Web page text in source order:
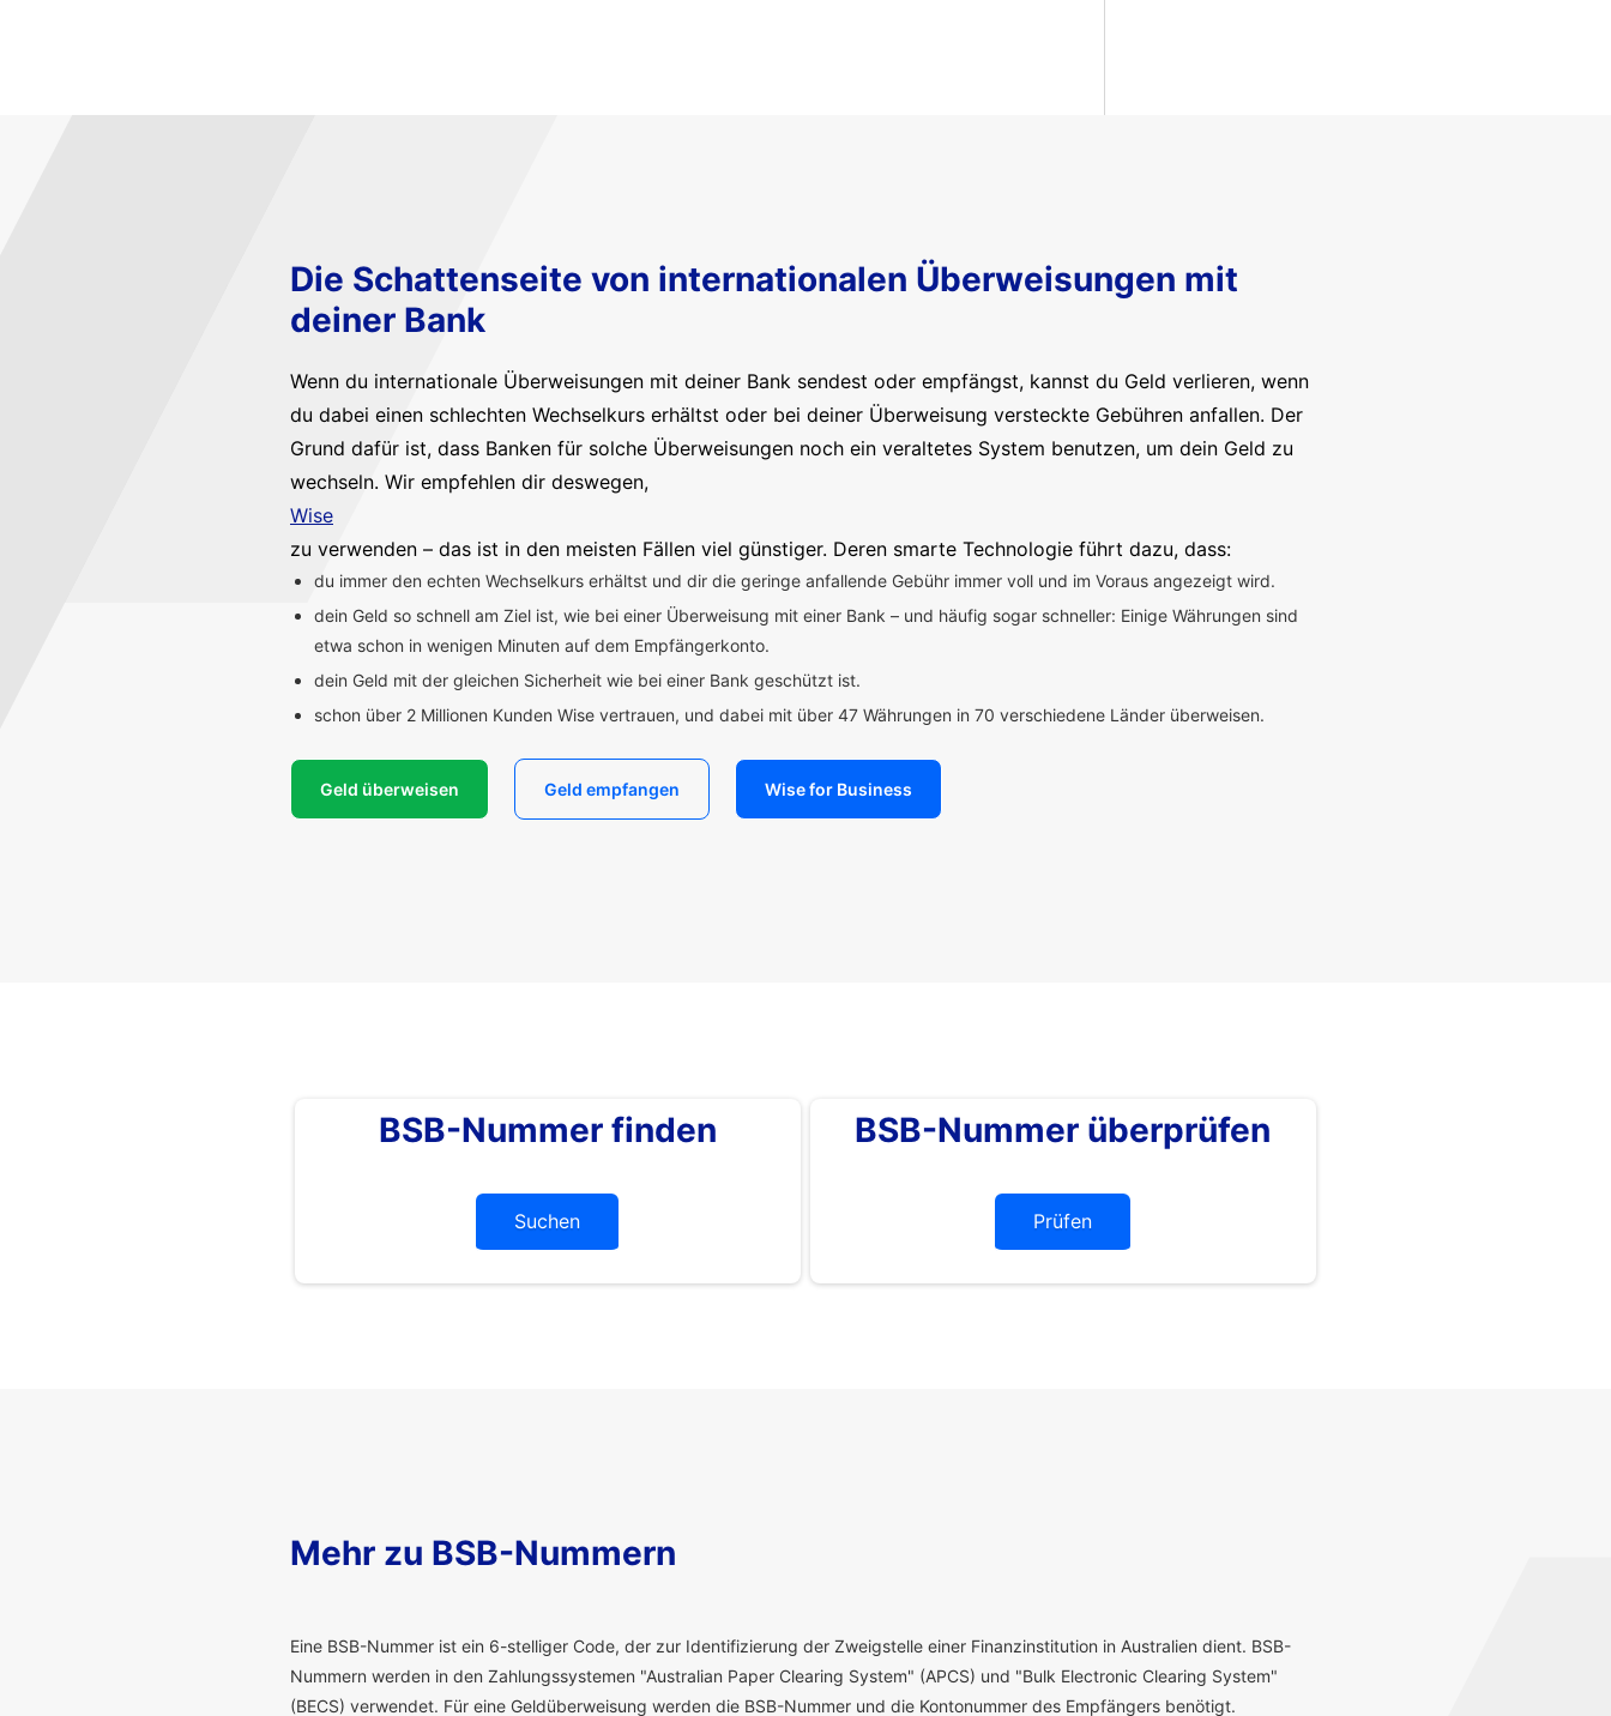
Die Schattenseite von internationalen Überweisungen mit
deiner Bank
Wenn du internationale Überweisungen mit deiner Bank sendest oder empfängst, kannst du Geld verlieren, wenn
du dabei einen schlechten Wechselkurs erhältst oder bei deiner Überweisung versteckte Gebühren anfallen. Der
Grund dafür ist, dass Banken für solche Überweisungen noch ein veraltetes System benutzen, um dein Geld zu
wechseln. Wir empfehlen dir deswegen,
Wise
zu verwenden – das ist in den meisten Fällen viel günstiger. Deren smarte Technologie führt dazu, dass:
du immer den echten Wechselkurs erhältst und dir die geringe anfallende Gebühr immer voll und im Voraus angezeigt wird.
dein Geld so schnell am Ziel ist, wie bei einer Überweisung mit einer Bank – und häufig sogar schneller: Einige Währungen sind
etwa schon in wenigen Minuten auf dem Empfängerkonto.
dein Geld mit der gleichen Sicherheit wie bei einer Bank geschützt ist.
schon über 2 Millionen Kunden Wise vertrauen, und dabei mit über 47 Währungen in 70 verschiedene Länder überweisen.
Geld überweisen Geld empfangen Wise for Business
BSB-Nummer finden
Suchen
BSB-Nummer überprüfen
Prüfen
Mehr zu BSB-Nummern
Eine BSB-Nummer ist ein 6-stelliger Code, der zur Identifizierung der Zweigstelle einer Finanzinstitution in Australien dient. BSB-
Nummern werden in den Zahlungssystemen "Australian Paper Clearing System" (APCS) und "Bulk Electronic Clearing System"
(BECS) verwendet. Für eine Geldüberweisung werden die BSB-Nummer und die Kontonummer des Empfängers benötigt.